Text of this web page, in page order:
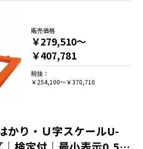
り・Ｕ字スケールU-
販売価格
￥279,510～
￥407,781
税抜：
￥254,100～￥370,710